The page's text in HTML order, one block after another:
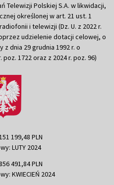
Telewizji Polskiej S.A. w likwidacji,
określonej w art. 21 ust. 1
i telewizji (Dz. U. z 2022 r.
udzielenie dotacji celowej, o
dnia 29 grudnia 1992 r. o
1722 oraz z 2024 r. poz. 96)
199,48 PLN
LUTY 2024
491,84 PLN
KWIECIEŃ 2024